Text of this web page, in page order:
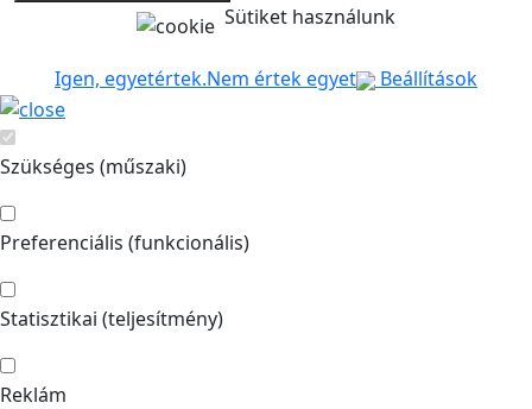
Sütiket használunk
Igen, egyetértek.Nem értek egyet Beállítások
Szükséges (műszaki)
Preferenciális (funkcionális)
Statisztikai (teljesítmény)
Reklám